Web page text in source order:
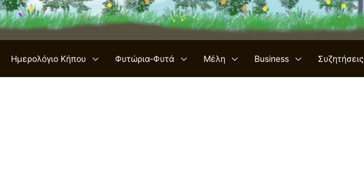
Ημερολόγιο Κήπου Φυτώρια-Φυτά Μέλη Business Συζητήσεις